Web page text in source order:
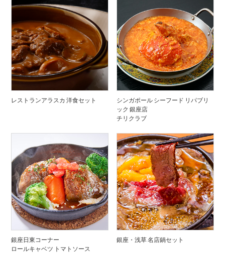
レストランアラスカ 洋食セット
シンガポール シーフード リパブリ
ック 銀座店
チリクラブ
銀座日東コーナー
ロールキャベツ トマトソース
銀座・浅草 名店鍋セット